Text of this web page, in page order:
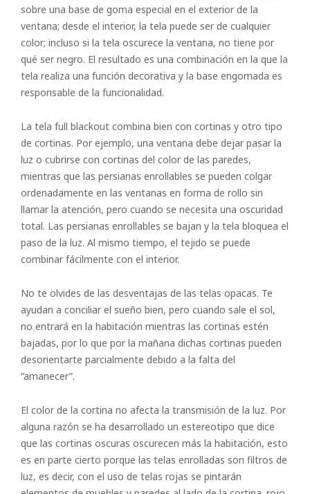
Arrollado
Vertical
romano
sobre una base de goma especial en el exterior de la
ventana; desde el interior, la tela puede ser de cualquier
color; incluso si la tela oscurece la ventana, no tiene por
qué ser negro. El resultado es una combinación en la que la
tela realiza una función decorativa y la base engomada es
responsable de la funcionalidad.
La tela full blackout combina bien con cortinas y otro tipo
de cortinas. Por ejemplo, una ventana debe dejar pasar la
luz o cubrirse con cortinas del color de las paredes,
mientras que las persianas enrollables se pueden colgar
ordenadamente en las ventanas en forma de rollo sin
llamar la atención, pero cuando se necesita una oscuridad
total. Las persianas enrollables se bajan y la tela bloquea el
paso de la luz. Al mismo tiempo, el tejido se puede
combinar fácilmente con el interior.
No te olvides de las desventajas de las telas opacas. Te
ayudan a conciliar el sueño bien, pero cuando sale el sol,
no entrará en la habitación mientras las cortinas estén
bajadas, por lo que por la mañana dichas cortinas pueden
desorientarte parcialmente debido a la falta del
“amanecer”.
El color de la cortina no afecta la transmisión de la luz. Por
alguna razón se ha desarrollado un estereotipo que dice
que las cortinas oscuras oscurecen más la habitación, esto
es en parte cierto porque las telas enrolladas son filtros de
luz, es decir, con el uso de telas rojas se pintarán